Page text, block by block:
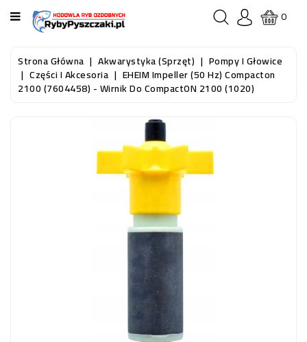
KATEGORIA
STRONA
GŁÓWNA
0
Strona Główna Akwarystyka (sprzęt) Pompy I Głowice
Części I Akcesoria EHEIM Impeller (50 Hz) Compacton
2100 (7604458) - Wirnik Do CompactON 2100 (1020)